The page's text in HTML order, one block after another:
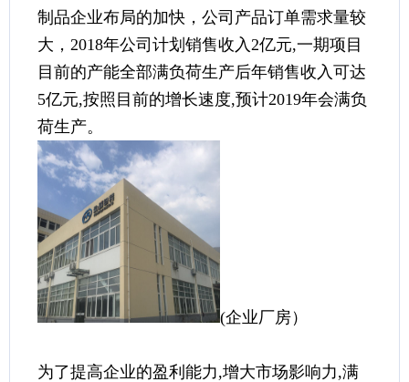
制品企业布局的加快，公司产品订单需求量较
大，2018年公司计划销售收入2亿元,一期项目
目前的产能全部满负荷生产后年销售收入可达
5亿元,按照目前的增长速度,预计2019年会满负
荷生产。
(企业厂房）
为了提高企业的盈利能力,增大市场影响力,满